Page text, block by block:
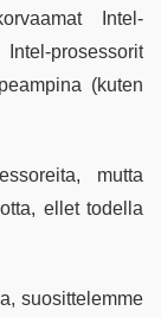
Intel-
prosessorit
(kuten
mutta
ellet todella
suosittelemme